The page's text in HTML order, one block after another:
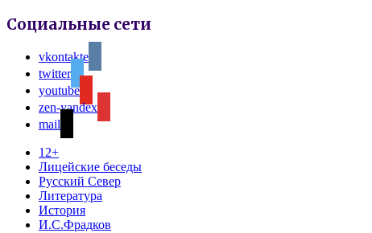
Социальные сети
vkontakte
twitter
youtube
zen-yandex
mail
12+
Лицейские беседы
Русский Север
Литература
История
И.С.Фрадков